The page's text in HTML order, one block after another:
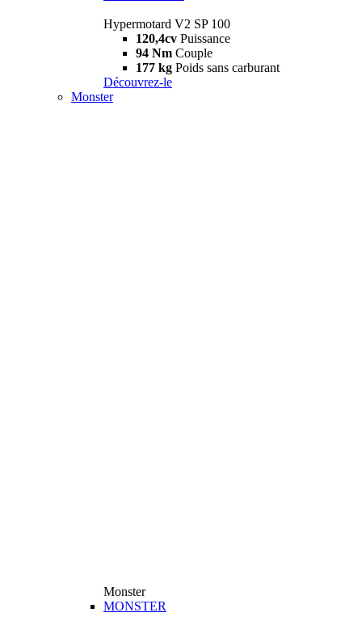
Hypermotard V2 SP 100
120,4cv Puissance
94 Nm Couple
177 kg Poids sans carburant
Découvrez-le
Monster
Monster
MONSTER